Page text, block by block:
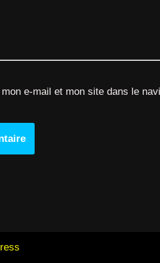
e-mail et mon site dans le